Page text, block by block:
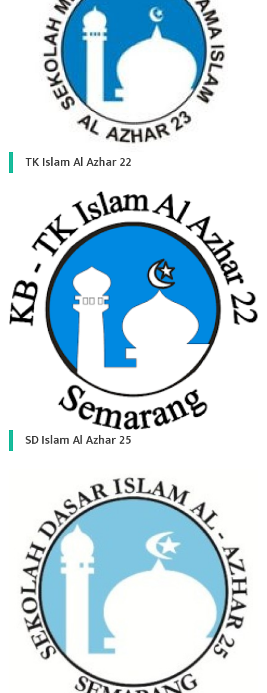
TK Islam Al Azhar 22
SD Islam Al Azhar 25